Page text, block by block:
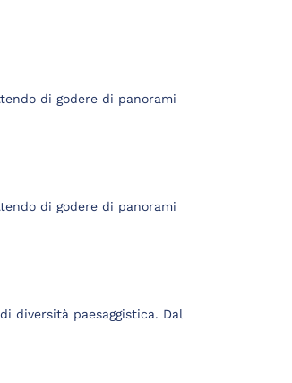
di godere di panorami
di godere di panorami
diversità paesaggistica. Dal